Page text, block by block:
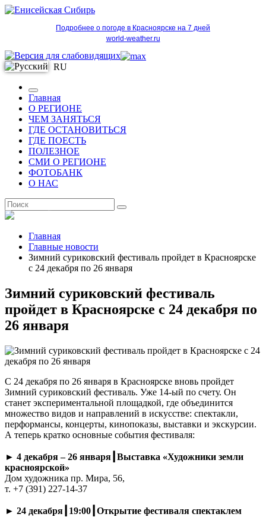
Подробнее о погоде в Красноярске на 7 дней
world-weather.ru
RU
Главная
О РЕГИОНЕ
ЧЕМ ЗАНЯТЬСЯ
ГДЕ ОСТАНОВИТЬСЯ
ГДЕ ПОЕСТЬ
ПОЛЕЗНОЕ
СМИ О РЕГИОНЕ
ФОТОБАНК
О НАС
Главная
Главные новости
Зимний суриковский фестиваль пройдет в Красноярске
с 24 декабря по 26 января
Зимний суриковский фестиваль
пройдет в Красноярске с 24 декабря по
26 января
С 24 декабря по 26 января в Красноярске вновь пройдет
Зимний суриковский фестиваль. Уже 14-ый по счету. Он
станет экспериментальной площадкой, где объединится
множество видов и направлений в искусстве: спектакли,
перформансы, концерты, кинопоказы, выставки и экскурсии.
А теперь кратко основные события фестиваля:
► 4 декабря – 26 января┃Выставка «Художники земли
красноярской»
Дом художника пр. Мира, 56,
т. +7 (391) 227-14-37
► 24 декабря┃19:00┃Открытие фестиваля спектаклем